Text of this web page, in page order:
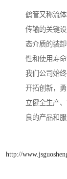
鹤管又称流
传输的关键
态介质的装
性和使用寿命
我们公司始
开拓创新，
立健全生产
良的产品和
http://